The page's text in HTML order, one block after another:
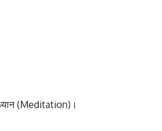
ध्यान (Meditation)।